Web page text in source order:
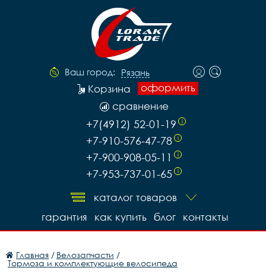
Ваш город: Рязань
оформить
Корзина
сравнение
+7(4912) 52-01-19 i
+7-910-576-47-78 i
+7-900-908-05-11 i
+7-953-737-01-65 i
каталог товаров
контакты
блог
как купить
гарантия
Главная / Велозапчасти /
Тормоза и комплектующие велосипеда